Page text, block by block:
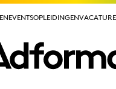
EVENTSOPLEIDINGEN
EVENTSOPLEIDINGEN